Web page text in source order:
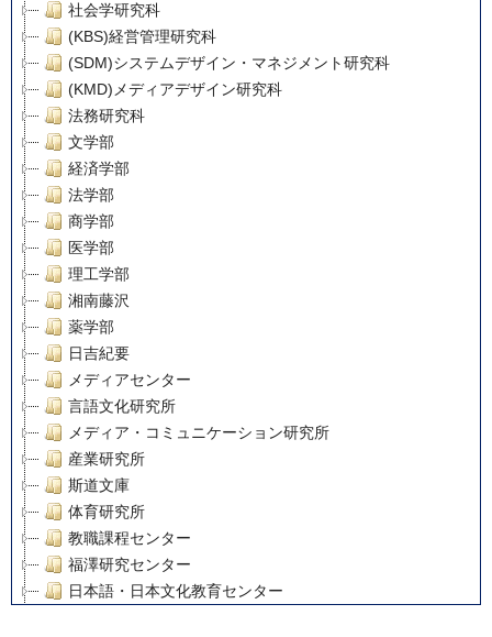
社会学研究科
(KBS)経営管理研究科
(SDM)システムデザイン・マネジメント研究科
(KMD)メディアデザイン研究科
法務研究科
文学部
経済学部
法学部
商学部
医学部
理工学部
湘南藤沢
薬学部
日吉紀要
メディアセンター
言語文化研究所
メディア・コミュニケーション研究所
産業研究所
斯道文庫
体育研究所
教職課程センター
福澤研究センター
日本語・日本文化教育センター